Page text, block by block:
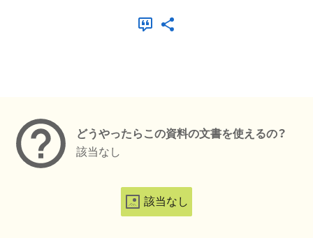
どうやったらこの資料の文書を使えるの？
該当なし
該当なし